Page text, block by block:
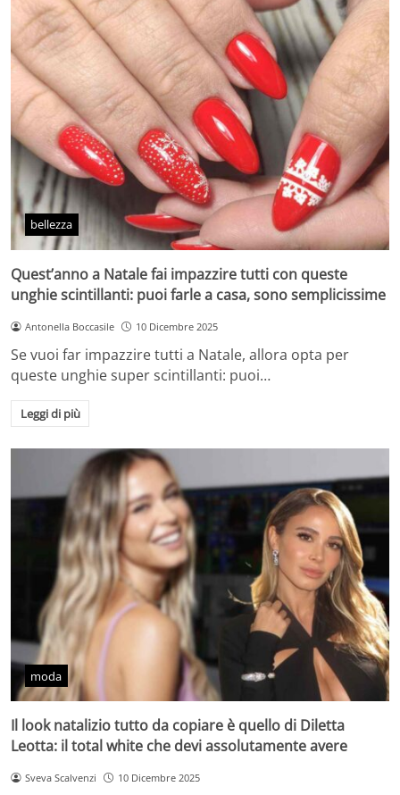
bellezza
Quest’anno a Natale fai impazzire tutti con queste
unghie scintillanti: puoi farle a casa, sono semplicissime
Antonella Boccasile 10 Dicembre 2025
Se vuoi far impazzire tutti a Natale, allora opta per
queste unghie super scintillanti: puoi…
Leggi di più
moda
Il look natalizio tutto da copiare è quello di Diletta
Leotta: il total white che devi assolutamente avere
Sveva Scalvenzi 10 Dicembre 2025